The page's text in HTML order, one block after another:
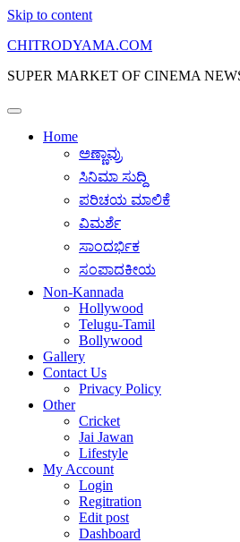
Skip to content
CHITRODYAMA.COM
SUPER MARKET OF CINEMA
Home
ಅಣ್ಣಾವ್ರು
ಸಿನಿಮಾ ಸುದ್ದಿ
ಪರಿಚಯ ಮಾಲಿಕೆ
ವಿಮರ್ಶೆ
ಸಾಂದರ್ಭಿಕ
ಸಂಪಾದಕೀಯ
Non-Kannada
Hollywood
Telugu-Tamil
Bollywood
Gallery
Contact Us
Privacy Policy
Other
Cricket
Jai Jawan
Lifestyle
My Account
Login
Regitration
Edit post
Dashboard